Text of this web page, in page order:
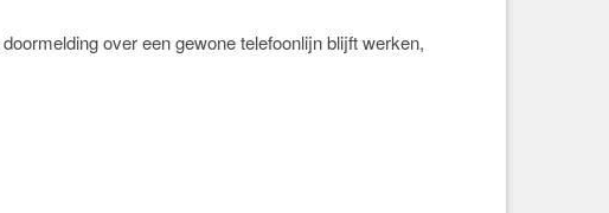
over een gewone telefoonlijn blijft werken,